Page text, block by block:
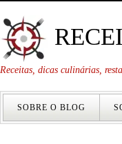
Receitas, dicas culinárias,
SOBRE O BLOG